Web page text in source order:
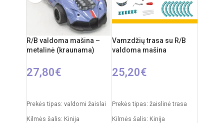
3xAAA
3xAAA
R/B valdoma mašina –
metalinė (kraunama)
27,80€
Prekės tipas: valdomi žaislai
Kilmės šalis: Kinija
Vamzdžių trasa su R/B
valdoma mašina
25,20€
Prekės tipas: žaislinė trasa
Kilmės šalis: Kinija